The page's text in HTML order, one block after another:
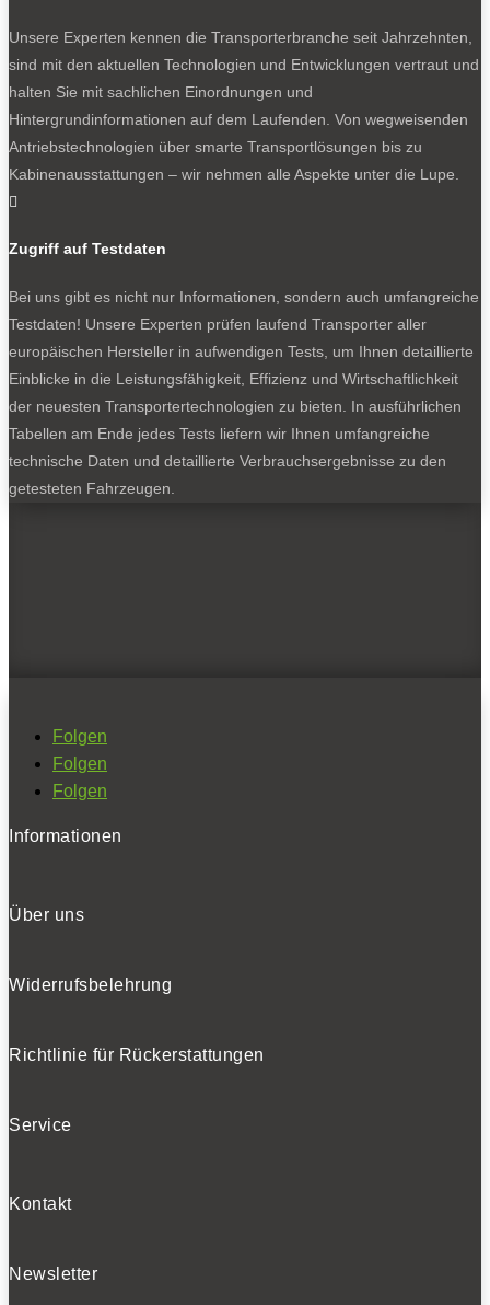
Unsere Experten kennen die Transporterbranche seit Jahrzehnten,
sind mit den aktuellen Technologien und Entwicklungen vertraut und
halten Sie mit sachlichen Einordnungen und
Hintergrundinformationen auf dem Laufenden. Von wegweisenden
Antriebstechnologien über smarte Transportlösungen bis zu
Kabinenausstattungen – wir nehmen alle Aspekte unter die Lupe.

Zugriff auf Testdaten
Bei uns gibt es nicht nur Informationen, sondern auch umfangreiche
Testdaten! Unsere Experten prüfen laufend Transporter aller
europäischen Hersteller in aufwendigen Tests, um Ihnen detaillierte
Einblicke in die Leistungsfähigkeit, Effizienz und Wirtschaftlichkeit
der neuesten Transportertechnologien zu bieten. In ausführlichen
Tabellen am Ende jedes Tests liefern wir Ihnen umfangreiche
technische Daten und detaillierte Verbrauchsergebnisse zu den
getesteten Fahrzeugen.
Folgen
Folgen
Folgen
Informationen
Über uns
Widerrufsbelehrung
Richtlinie für Rückerstattungen
Service
Kontakt
Newsletter